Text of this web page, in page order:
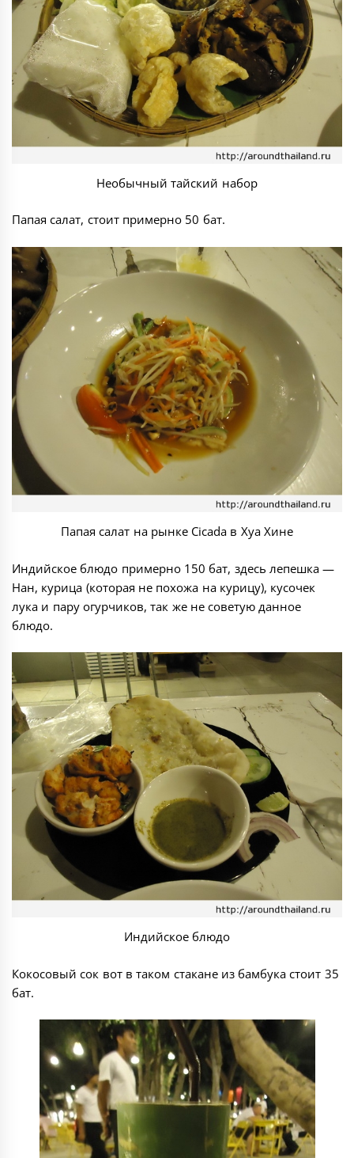
Необычный тайский набор
Папая салат, стоит примерно 50 бат.
Папая салат на рынке Cicada в Хуа Хине
Индийское блюдо примерно 150 бат, здесь лепешка —
Нан, курица (которая не похожа на курицу), кусочек
лука и пару огурчиков, так же не советую данное
блюдо.
Индийское блюдо
Кокосовый сок вот в таком стакане из бамбука стоит 35
бат.